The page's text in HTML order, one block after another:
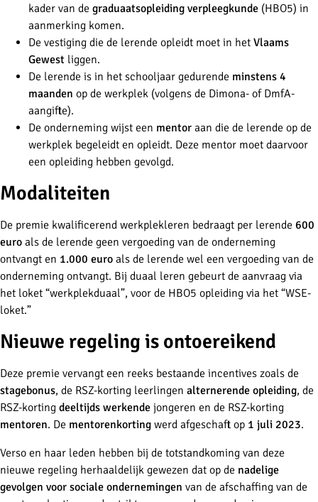
kader van de graduaatsopleiding verpleegkunde (HBO5) in
aanmerking komen.
De vestiging die de lerende opleidt moet in het Vlaams
Gewest liggen.
De lerende is in het schooljaar gedurende minstens 4
maanden op de werkplek (volgens de Dimona- of DmfA-
aangifte).
De onderneming wijst een mentor aan die de lerende op de
werkplek begeleidt en opleidt. Deze mentor moet daarvoor
een opleiding hebben gevolgd.
Modaliteiten
De premie kwalificerend werkplekleren bedraagt per lerende 600
euro als de lerende geen vergoeding van de onderneming
ontvangt en 1.000 euro als de lerende wel een vergoeding van de
onderneming ontvangt. Bij duaal leren gebeurt de aanvraag via
het loket “werkplekduaal”, voor de HBO5 opleiding via het “WSE-
loket.”
Nieuwe regeling is ontoereikend
Deze premie vervangt een reeks bestaande incentives zoals de
stagebonus, de RSZ-korting leerlingen alternerende opleiding, de
RSZ-korting deeltijds werkende jongeren en de RSZ-korting
mentoren. De mentorenkorting werd afgeschaft op 1 juli 2023.
Verso en haar leden hebben bij de totstandkoming van deze
nieuwe regeling herhaaldelijk gewezen dat op de nadelige
gevolgen voor sociale ondernemingen van de afschaffing van de